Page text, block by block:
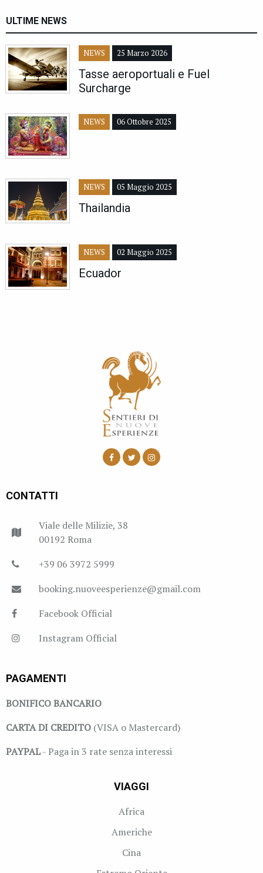
ULTIME NEWS
NEWS 25 Marzo 2026
Tasse aeroportuali e Fuel
Surcharge
NEWS 06 Ottobre 2025
NEWS 05 Maggio 2025
Thailandia
NEWS 02 Maggio 2025
Ecuador
CONTATTI
Viale delle Milizie, 38
00192 Roma
+39 06 3972 5999
booking.nuoveesperienze@gmail.com
Facebook Official
Instagram Official
PAGAMENTI
BONIFICO BANCARIO
CARTA DI CREDITO (VISA o Mastercard)
PAYPAL- Paga in 3 rate senza interessi
VIAGGI
Africa
Americhe
Cina